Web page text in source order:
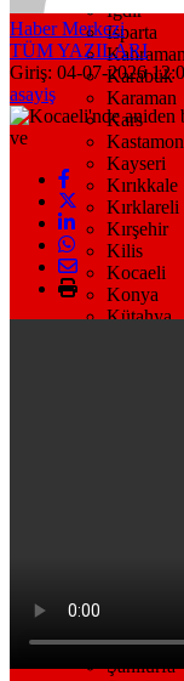
Iğdır
Isparta
Karabük
Karaman
Kars
Kayseri
Kırıkkale
Kırklareli
Kırşehir
Kilis
Kocaeli
Konya
Kütahya
Sivas
Şanlıurfa
Haber Merkezi
TÜM YAZILARI
Giriş: 04-07-2026
asayiş